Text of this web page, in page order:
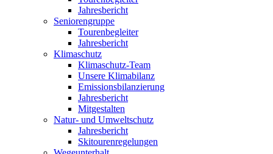
Jahresbericht
Seniorengruppe
Tourenbegleiter
Jahresbericht
Klimaschutz
Klimaschutz-Team
Unsere Klimabilanz
Emissionsbilanzierung
Jahresbericht
Mitgestalten
Natur- und Umweltschutz
Jahresbericht
Skitourenregelungen